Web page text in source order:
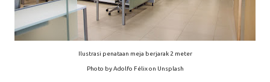
Ilustrasi penataan meja berjarak 2 meter
Photo by Adolfo Félix on Unsplash